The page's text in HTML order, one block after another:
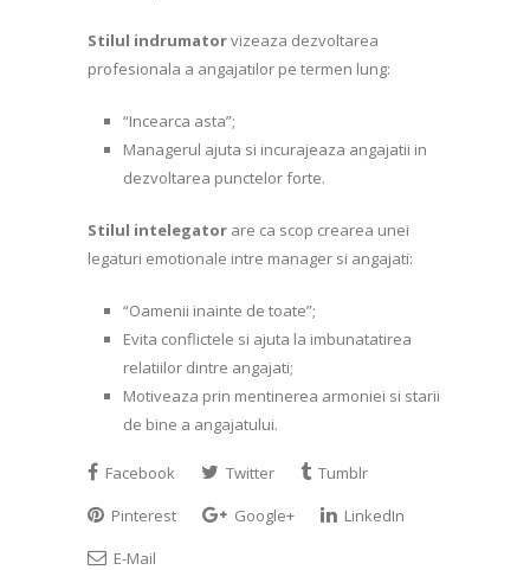
Stilul indrumatorvizeaza dezvoltarea
profesionala a angajatilor pe termen lung:
“Incearca asta”;
Managerul ajuta si incurajeaza angajatii in
dezvoltarea punctelor forte.
Stilul intelegator are ca scop crearea unei
legaturi emotionale intre manager si angajati:
“Oamenii inainte de toate”;
Evita conflictele si ajuta la imbunatatirea
relatiilor dintre angajati;
Motiveaza prin mentinerea armoniei si starii
de bine a angajatului.
Facebook Twitter
Tumblr
Pinterest
Google+
LinkedIn
E-Mail